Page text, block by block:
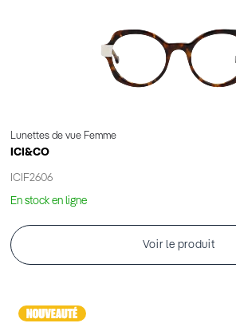
Lunettes de vue Femme
ICI&CO
ICIF2606
En stock en ligne
Voir le produit